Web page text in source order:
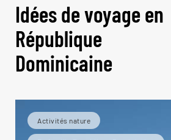
Idées de voyage en
République
Dominicaine
Activités nature